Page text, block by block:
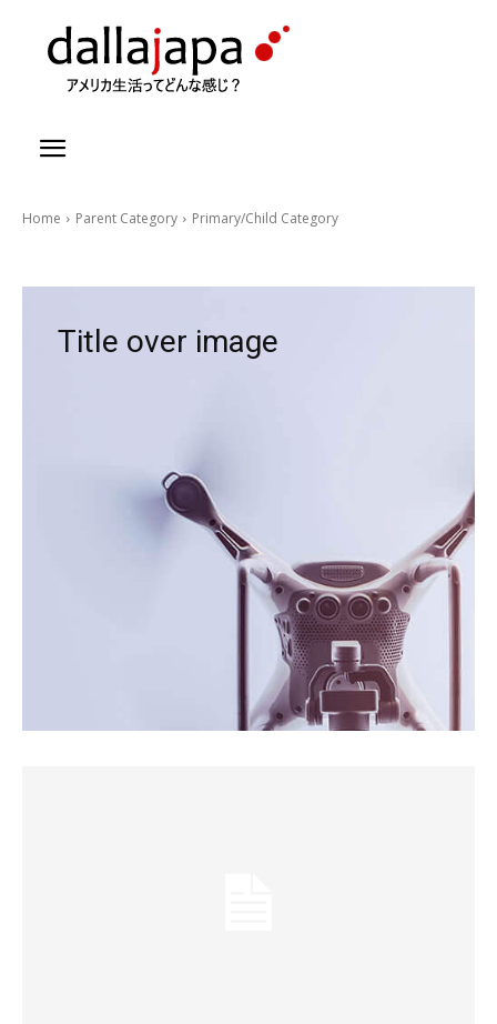
Home Parent Category Primary/Child Category
Title over image